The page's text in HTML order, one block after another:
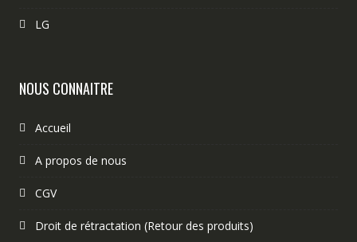
LG
NOUS CONNAITRE
Accueil
A propos de nous
CGV
Droit de rétractation (Retour des produits)